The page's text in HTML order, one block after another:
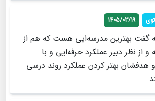
1405/03/19
گفت بهترین مدرسه‌ایی هست که هم از
از نظر دبیر عملکرد حرفه‌ایی و با
و هدفشان بهتر کردن عملکرد روند درسی